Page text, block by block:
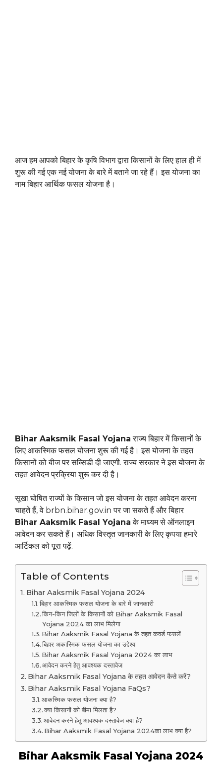
आज हम आपको बिहार के कृषि विभाग द्वारा किसानों के लिए हाल ही में
शुरू की गई एक नई योजना के बारे में बताने जा रहे हैं। इस योजना का
नाम बिहार आर्थिक फसल योजना है।
Bihar Aaksmik Fasal Yojana राज्य बिहार में किसानों के
लिए आकस्मिक फसल योजना शुरू की गई है। इस योजना के तहत
किसानों को बीज पर सब्सिडी दी जाएगी. राज्य सरकार ने इस योजना के
तहत आवेदन प्रक्रिया शुरू कर दी है।
सूखा घोषित राज्यों के किसान जो इस योजना के तहत आवेदन करना
चाहते हैं, वे brbn.bihar.gov.in पर जा सकते हैं और बिहार
Bihar Aaksmik Fasal Yojana के माध्यम से ऑनलाइन
आवेदन कर सकते हैं। अधिक विस्तृत जानकारी के लिए कृपया हमारे
आर्टिकल को पूरा पढ़ें.
Table of Contents
Bihar Aaksmik Fasal Yojana 2024
बिहार आकस्मिक फसल योजना के बारे में जानकारी
किन-किन जिलों के किसानों को Bihar Aaksmik Fasal
Yojana 2024 का लाभ मिलेगा
Bihar Aaksmik Fasal Yojana के तहत कवर्ड फसलें
बिहार अकास्मिक फसल योजना का उद्देश्य
Bihar Aaksmik Fasal Yojana 2024 का लाभ
आवेदन करने हेतु आवश्यक दस्तावेज
Bihar Aaksmik Fasal Yojana के तहत आवेदन कैसे करें?
Bihar Aaksmik Fasal Yojana FaQs?
आकस्मिक फसल योजना क्या है?
क्या किसानों को बीमा मिलता है?
आवेदन करने हेतु आवश्यक दस्तावेज क्या है?
Bihar Aaksmik Fasal Yojana 2024का लाभ क्या है?
Bihar Aaksmik Fasal Yojana 2024